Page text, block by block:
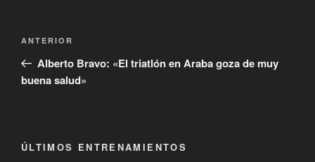
entradas
Entrada
anterior:
ANTERIOR
Alberto Bravo: «El triatlón en Araba goza de muy
buena salud»
ÚLTIMOS ENTRENAMIENTOS